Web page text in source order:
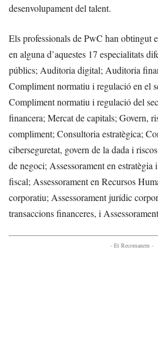
desenvolupament del talent.
Els professionals de PwC han obtingut
en alguna d’aquestes 17 especialitats
públics; Auditoria digital; Auditoria
Compliment normatiu i regulació en el
Compliment normatiu i regulació del
financera; Mercat de capitals; Govern,
compliment; Consultoria estratègica;
ciberseguretat, govern de la dada i
de negoci; Assessorament en
fiscal; Assessorament en Recursos
corporatiu; Assessorament jurídic
transaccions financeres, i
- Et Recomanem -